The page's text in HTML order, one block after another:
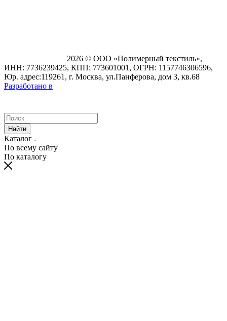
2026 © ООО «Полимерный текстиль»,
ИНН: 7736239425, КПП: 773601001, ОГРН: 1157746306596,
Юр. адрес:119261, г. Москва, ул.Панферова, дом 3, кв.68
Разработано в
Найти
Каталог
По всему сайту
По каталогу